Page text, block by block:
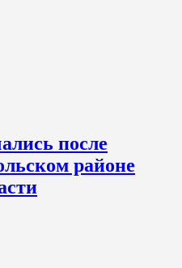
после
районе